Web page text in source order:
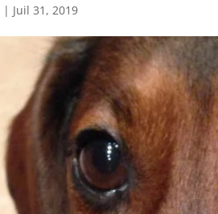
| Juil 31, 2019